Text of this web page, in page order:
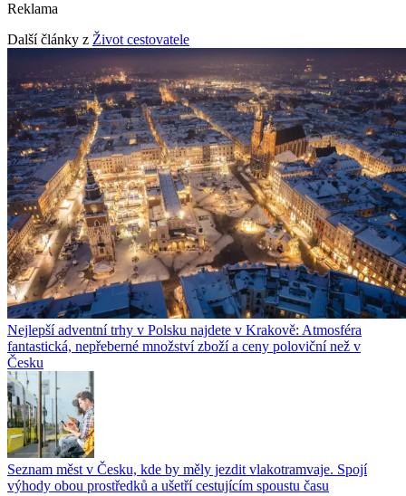
Reklama
Další články z Život cestovatele
Nejlepší adventní trhy v Polsku najdete v Krakově: Atmosféra
fantastická, nepřeberné množství zboží a ceny poloviční než v
Česku
Seznam měst v Česku, kde by měly jezdit vlakotramvaje. Spojí
výhody obou prostředků a ušetří cestujícím spoustu času